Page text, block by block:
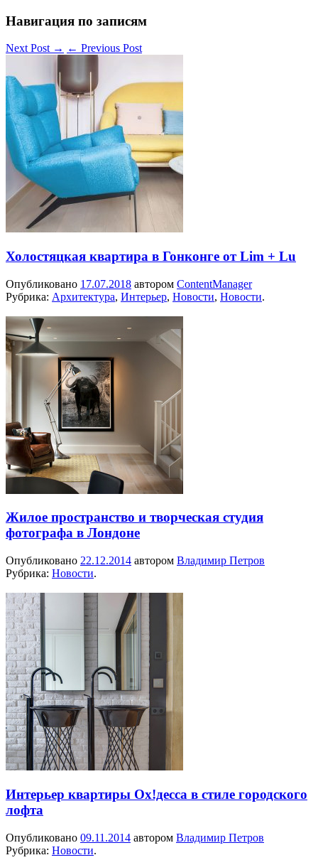
Навигация по записям
Next Post → ← Previous Post
Холостяцкая квартира в Гонконге от Lim + Lu
Опубликовано 17.07.2018 автором ContentManager
Рубрика: Архитектура, Интерьер, Новости, Новости.
Жилое пространство и творческая студия
фотографа в Лондоне
Опубликовано 22.12.2014 автором Владимир Петров
Рубрика: Новости.
Интерьер квартиры Ох!десса в стиле городского
лофта
Опубликовано 09.11.2014 автором Владимир Петров
Рубрика: Новости.